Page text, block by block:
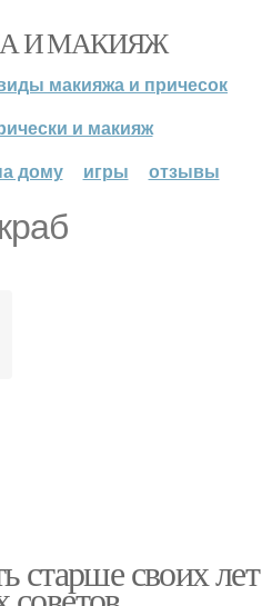
И МАКИЯЖ
макияжа и причесок
и макияж
дому
игры отзывы
старше своих лет